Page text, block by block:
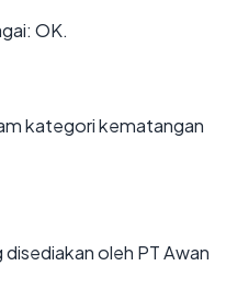
OK.
kategori kematangan
oleh PT Awan